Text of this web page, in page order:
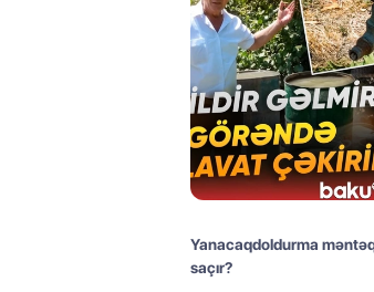
Yanacaqdoldurma
saçır?